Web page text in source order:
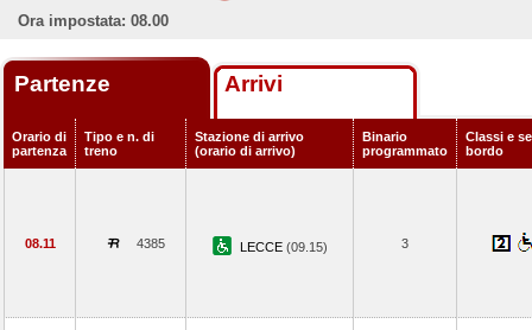
Ora impostata: 08.00
Partenze Arrivi
Orario di
partenza
Tipo e n. di
treno
Stazione di arrivo
(orario di arrivo)
Binario
programmato
Classi e
bordo
08.11 4385 LECCE (09.15) 3